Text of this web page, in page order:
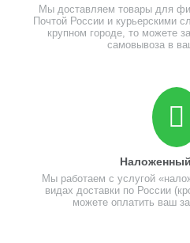
Мы доставляем товары для
Почтой России и курьерскими
крупном городе, то можете
самовывоза в
Мы работаем с услугой
видах доставки по России
можете оплатить ваш